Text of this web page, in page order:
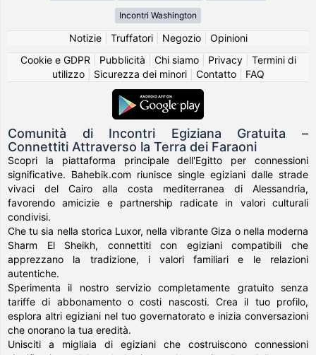
Incontri Washington
Notizie| Truffatori| Negozio| Opinioni
Cookie e GDPR
Pubblicità Chi siamo| Privacy| Termini di
utilizzo| Sicurezza dei minori| Contatto| FAQ
Comunità di Incontri Egiziana Gratuita –
Connettiti Attraverso la Terra dei Faraoni
Scopri la piattaforma principale dell'Egitto per connessioni
significative. Bahebik.com riunisce single egiziani dalle strade
vivaci del Cairo alla costa mediterranea di Alessandria,
favorendo amicizie e partnership radicate in valori culturali
condivisi.
Che tu sia nella storica Luxor, nella vibrante Giza o nella moderna
Sharm El Sheikh, connettiti con egiziani compatibili che
apprezzano la tradizione, i valori familiari e le relazioni
autentiche.
Sperimenta il nostro servizio completamente gratuito senza
tariffe di abbonamento o costi nascosti. Crea il tuo profilo,
esplora altri egiziani nel tuo governatorato e inizia conversazioni
che onorano la tua eredità.
Unisciti a migliaia di egiziani che costruiscono connessioni